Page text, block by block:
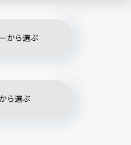
から選ぶ
ら選ぶ